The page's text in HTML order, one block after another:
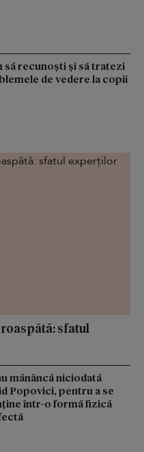
să recunoști și să tratezi
de vedere la copii
sfatul
mănâncă niciodată
Popovici, pentru a se
într-o formă fizică